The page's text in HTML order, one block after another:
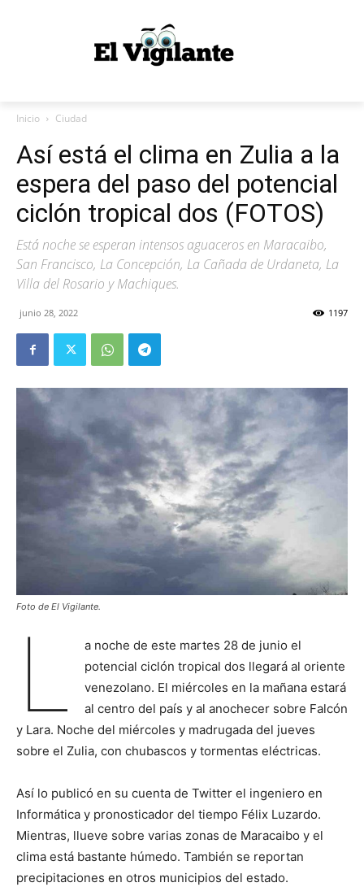
Inicio Ciudad
Así está el clima en Zulia a la
espera del paso del potencial
ciclón tropical dos (FOTOS)
Está noche se esperan intensos aguaceros en Maracaibo,
San Francisco, La Concepción, La Cañada de Urdaneta, La
Villa del Rosario y Machiques.
junio 28, 2022 1197
Foto de El Vigilante.
L
a noche de este martes 28 de junio el
potencial ciclón tropical dos llegará al oriente
venezolano. El miércoles en la mañana estará
al centro del país y al anochecer sobre Falcón
y Lara. Noche del miércoles y madrugada del jueves
sobre el Zulia, con chubascos y tormentas eléctricas.
Así lo publicó en su cuenta de Twitter el ingeniero en
Informática y pronosticador del tiempo Félix Luzardo.
Mientras, llueve sobre varias zonas de Maracaibo y el
clima está bastante húmedo. También se reportan
precipitaciones en otros municipios del estado.